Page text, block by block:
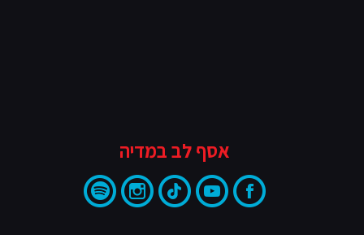
אסף לב במדיה